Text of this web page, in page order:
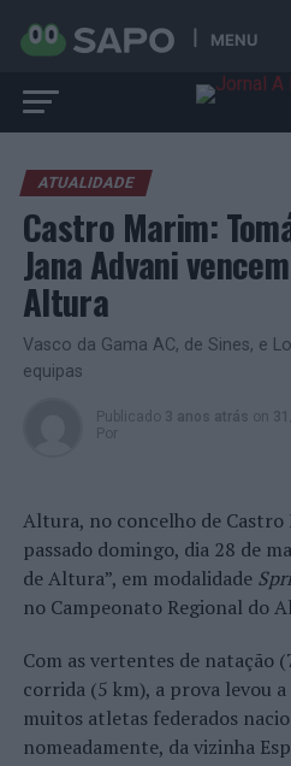
MENU
ATUALIDADE
Castro Marim:
Jana Advani
Altura
Vasco da Gama AC, de Sines, e
equipas
Publicado 3 anos atrás on
Por
Altura, no concelho de Castro
passado domingo, dia 28 de
de Altura”, em modalidade
no Campeonato Regional do
Com as vertentes de natação
corrida (5 km), a prova levou
muitos atletas federados
nomeadamente, da vizinha